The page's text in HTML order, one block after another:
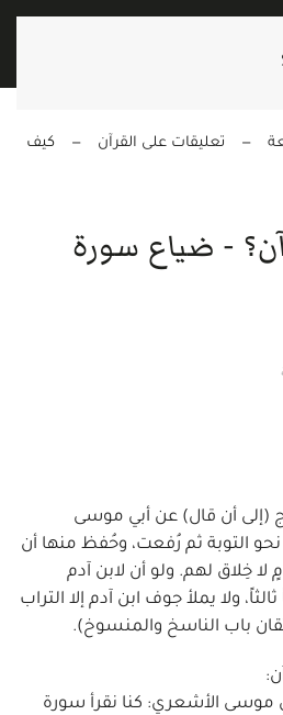
تعليقات على القرآن
كيف
- ضياع سورة
(إلى أن قال) عن أبي موسى
التوبة ثم رُفعت، وحُفظ منها أن
لا خِلاق لهم. ولو أن لابن آدم
ولا يملأ جوف ابن آدم إلا التراب
باب الناسخ والمنسوخ).
موسى الأشعري: كنا نقرأ سورة